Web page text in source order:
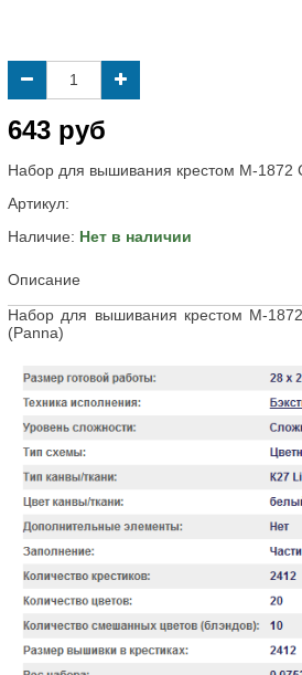
643 руб
Набор для вышивания крестом M-1872
Артикул:
Наличие: Нет в наличии
Описание
Набор для вышивания крестом М-
(Panna)